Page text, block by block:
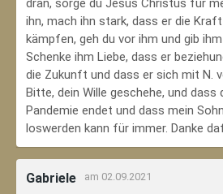
dran, sorge du Jesus Christus für
ihn, mach ihn stark, dass er die
kämpfen, geh du vor ihm und gib
Schenke ihm Liebe, dass er
die Zukunft und dass er sich mit N.
Bitte, dein Wille geschehe, und dass
Pandemie endet und dass mein
loswerden kann für immer. Danke
Gabriele am 02.09.2021